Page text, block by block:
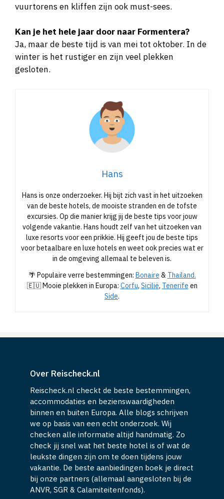
vuurtorens en kliffen zijn ook must-sees.
Kan je het hele jaar door naar Formentera?
Ja, maar de beste tijd is van mei tot oktober. In de
winter is het rustiger en zijn veel plekken
gesloten.
Hans
Hans is onze onderzoeker. Hij bijt zich vast in het uitzoeken
van de beste hotels, de mooiste stranden en de tofste
excursies. Op die manier krijg jij de beste tips voor jouw
volgende vakantie. Hans houdt zelf van het uitzoeken van
luxe resorts voor een prikkie. Hij geeft jou de beste tips
voor betaalbare en luxe hotels en weet ook precies wat er
in de omgeving allemaal te beleven is.
🌴 Populaire verre bestemmingen: Bonaire & Thailand.
🇪🇺 Mooie plekken in Europa: Corfu, Sicilië, Tenerife en
Side.
Over Reischeck.nl
Reischeck.nl checkt de beste bestemmingen,
accommodaties en bezienswaardigheden
binnen en buiten Europa. Alle blogs schrijven
we op basis van een echt onderzoek. Wij
checken alle informatie altijd handmatig. Zo
check jij snel wat het beste hotel is of wat de
leukste dingen zijn om te doen tijdens jouw
vakantie. De beste aanbiedingen boek je direct
bij onze partners (allemaal aangesloten bij de
ANVR, SGR & Calamiteitenfonds).